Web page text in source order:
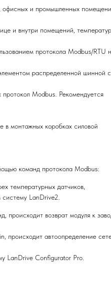
офисных и промышленных
и внутри помещений,
протокола Modbus/RTU
распределенной шинной
протокол Modbus. Рекомендуется
в монтажных коробках силовой
команд протокола Modbus:
температурных датчиков,
LanDrive2.
происходит возврат модуля к
происходит автоопределение
LanDrive Configurator Pro.